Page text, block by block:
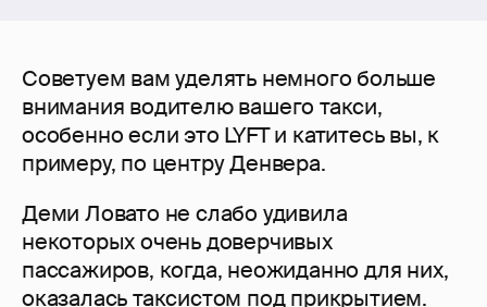
Советуем вам уделять немного больше
внимания водителю вашего такси,
особенно если это LYFT и катитесь вы, к
примеру, по центру Денвера.
Деми Ловато не слабо удивила
некоторых очень доверчивых
пассажиров, когда, неожиданно для них,
оказалась таксистом под прикрытием.